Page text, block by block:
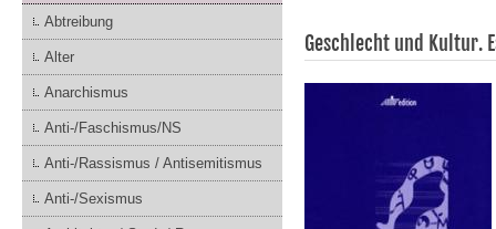
Abtreibung
Alter
Anarchismus
Anti-/Faschismus/NS
Anti-/Rassismus / Antisemitismus
Anti-/Sexismus
Geschlecht und Kultur.